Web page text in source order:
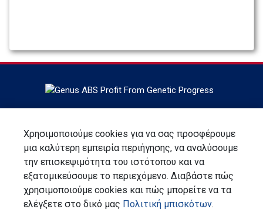
Χρησιμοποιούμε cookies για να σας προσφέρουμε
μια καλύτερη εμπειρία περιήγησης, να αναλύσουμε
την επισκεψιμότητα του ιστότοπου και να
εξατομικεύσουμε το περιεχόμενο. Διαβάστε πώς
χρησιμοποιούμε cookies και πώς μπορείτε να τα
ελέγξετε στο δικό μας Πολιτική μπισκότων.
παγκόσμιος ηγέτης στη γενετική των βοοειδών, στις
υπηρεσίες και τεχνολογίες αναπαραγωγής, η ABS Global
είναι τμήμα της Genus plc.
Εγγραφείτε για ενημερωτικό δελτίο